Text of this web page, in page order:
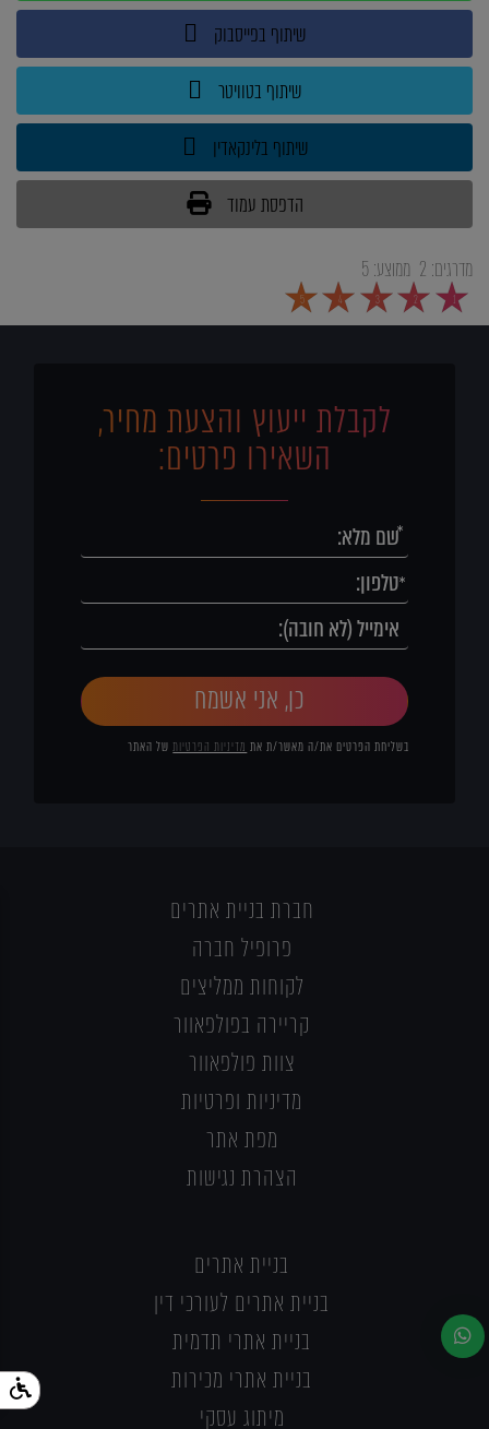
שיתוף בפייסבוק
שיתוף בטוויטר
שיתוף בלינקאדין
הדפסת עמוד
מדרגים: 2 ממוצע:5
1
2
3
4
5
לקבלת ייעוץ והצעת מחיר,
השאירו פרטים:
כן, אני אשמח
בשליחת הפרטים את/ה מאשר/ת את מדיניות הפרטיותשל האתר
חברת בניית אתרים
פרופיל חברה
לקוחות ממליצים
קריירה בפולפאוור
צוות פולפאוור
מדיניות ופרטיות
מפת אתר
הצהרת נגישות
בניית אתרים
בניית אתרים לעורכי דין
בניית אתרי תדמית
בניית אתרי מכירות
מיתוג עסקי